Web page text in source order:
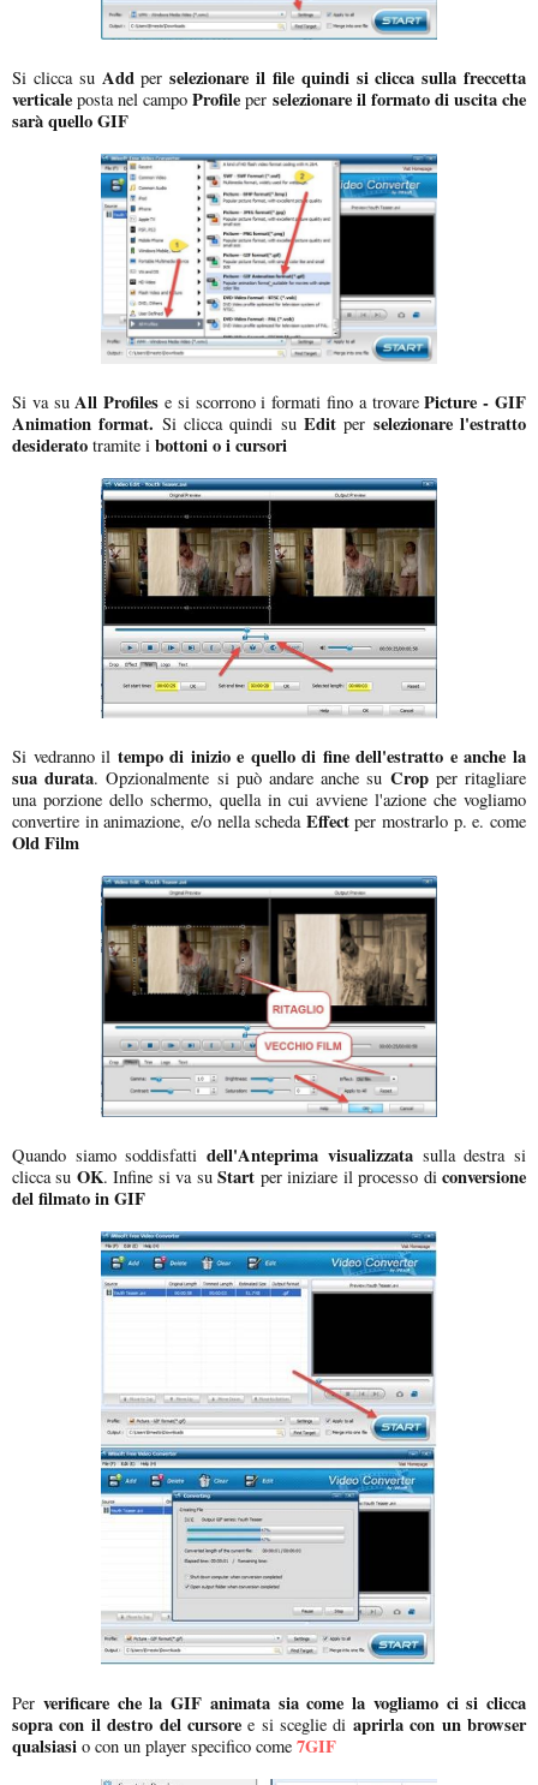
Si clicca su Addperselezionare il file quindi si clicca sulla freccetta
verticale posta nel campo Profile per selezionare il formato di uscita che
sarà quello GIF
Si va suAll Profiles e si scorrono i formati fino a trovarePicture - GIF
Animation format. Si clicca quindi suEdit per selezionare l'estratto
desiderato tramite i bottoni o i cursori
Si vedranno il tempo di inizio e quello di fine dell'estratto e anche la
sua durata. Opzionalmente si può andare anche su Cropper ritagliare
una porzione dello schermo, quella in cui avviene l'azione che vogliamo
convertire in animazione, e/o nella scheda Effectper mostrarlo p. e. come
Old Film
Quando siamo soddisfattidell'Anteprima visualizzatasulla destra si
clicca su OK. Infine si va suStart per iniziare il processo diconversione
del filmato in GIF
Per verificare che la GIF animata sia come la vogliamo ci si clicca
sopra con il destro del cursoree si sceglie di aprirla con un browser
qualsiasi o con un player specifico come 7GIF